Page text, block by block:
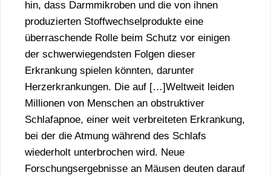
hin, dass Darmmikroben und die von ihnen
produzierten Stoffwechselprodukte eine
überraschende Rolle beim Schutz vor einigen
der schwerwiegendsten Folgen dieser
Erkrankung spielen könnten, darunter
Herzerkrankungen. Die auf […]Weltweit leiden
Millionen von Menschen an obstruktiver
Schlafapnoe, einer weit verbreiteten Erkrankung,
bei der die Atmung während des Schlafs
wiederholt unterbrochen wird. Neue
Forschungsergebnisse an Mäusen deuten darauf